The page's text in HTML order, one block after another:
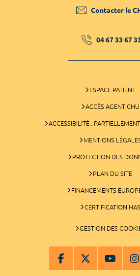
Contacter le
04 67 33 67
ESPACE PATIENT
ACCÈS AGENT CHU
ACCESSIBILITÉ :
MENTIONS
PROTECTION DES
PLAN DU SITE
FINANCEMENTS
CERTIFICATION HAS
GESTION DES